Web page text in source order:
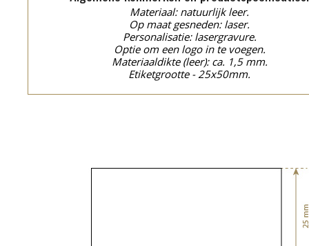
Materiaal: natuurlijk leer.
Op maat gesneden: laser.
Personalisatie: lasergravure.
Optie om een logo in te voegen.
Materiaaldikte (leer): ca. 1,5 mm.
Etiketgrootte - 25x50mm.